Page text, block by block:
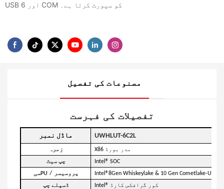
USB اور 6 COM کو سپورٹ کرتا ہے۔
مصنوعات کی تفصیل
تفصیلات کی فہرست
ماڈل نمبر UWHLUT-6C2L
زمرہ
X86 مدر بورڈ
چپ سیٹ
Intel® SOC
سیPU / پروسیسر
ڈسپلے چپ
Intel® کور گرافکس کارڈ